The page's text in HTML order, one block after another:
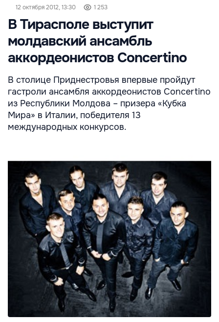
12 октября 2012, 13:30 1 253
В Тирасполе выступит
молдавский ансамбль
аккордеонистов Concertino
В столице Приднестровья впервые пройдут
гастроли ансамбля аккордеонистов Concertino
из Республики Молдова – призера «Кубка
Мира» в Италии, победителя 13
международных конкурсов.